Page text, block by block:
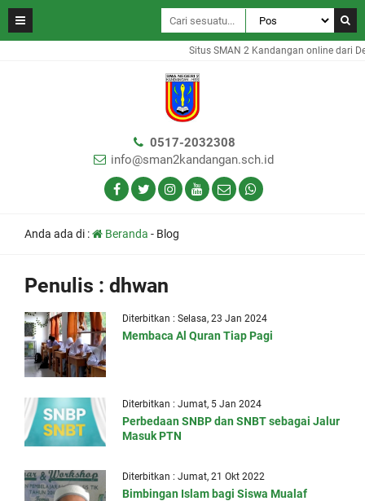
Situs SMAN 2 Kandangan online dari
0517-2032308
info@sman2kandangan.sch.id
Anda ada di : Beranda - Blog
Penulis : dhwan
Diterbitkan : Selasa, 23 Jan 2024
Membaca Al Quran Tiap Pagi
Diterbitkan : Jumat, 5 Jan 2024
Perbedaan SNBP dan SNBT sebagai Jalur
Masuk PTN
Diterbitkan : Jumat, 21 Okt 2022
Bimbingan Islam bagi Siswa Mualaf